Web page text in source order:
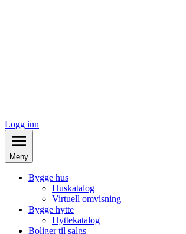
Logg inn
Meny
Bygge hus
Huskatalog
Virtuell omvisning
Bygge hytte
Hyttekatalog
Boliger til salgs